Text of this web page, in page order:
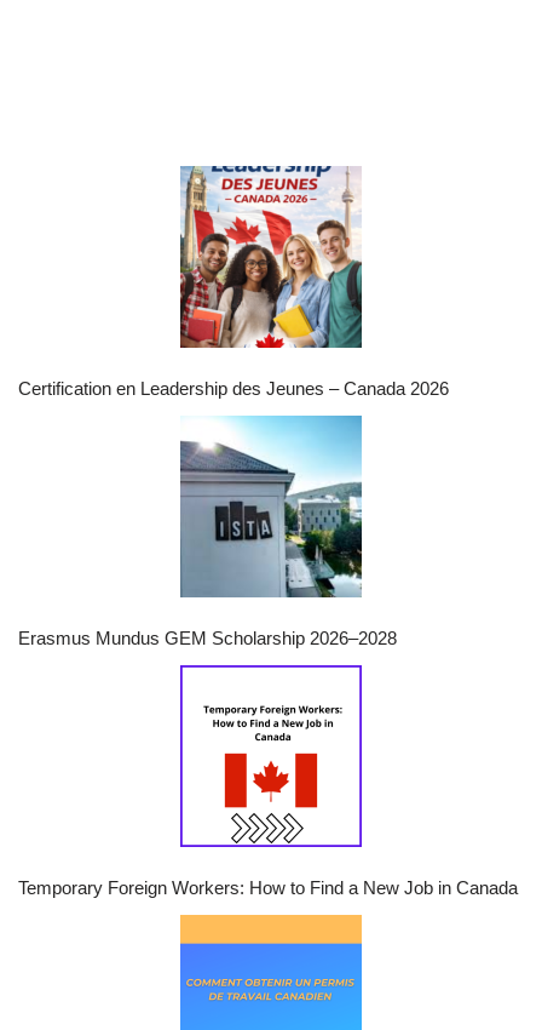
Certification en Leadership des Jeunes – Canada 2026
Erasmus Mundus GEM Scholarship 2026–2028
Temporary Foreign Workers: How to Find a New Job in Canada